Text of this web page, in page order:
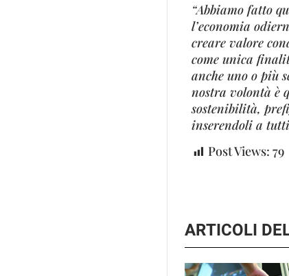
“Abbiamo fatto
l’economia
creare valore
come unica
anche uno o più
nostra volontà è
sostenibilità,
inserendoli a
Post Views: 79
ARTICOLI